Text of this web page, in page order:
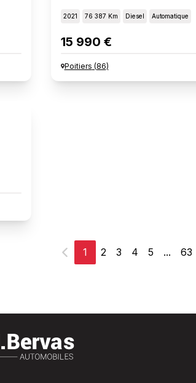
2021 76 387 Km Diesel Automatique
15 990 €
Poitiers (86)
Précédent
1 2 3 4 5 ... 63